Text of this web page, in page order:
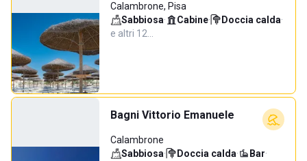
Calambrone, Pisa
Sabbiosa· Cabine· Doccia calda·
e altri 12…
Bagni Vittorio Emanuele
Calambrone
Sabbiosa· Doccia calda· Bar·